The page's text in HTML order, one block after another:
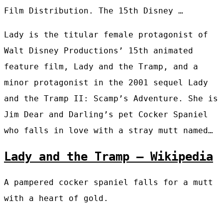
Film Distribution. The 15th Disney …
Lady is the titular female protagonist of
Walt Disney Productions’ 15th animated
feature film, Lady and the Tramp, and a
minor protagonist in the 2001 sequel Lady
and the Tramp II: Scamp’s Adventure. She is
Jim Dear and Darling’s pet Cocker Spaniel
who falls in love with a stray mutt named…
Lady and the Tramp – Wikipedia
A pampered cocker spaniel falls for a mutt
with a heart of gold.